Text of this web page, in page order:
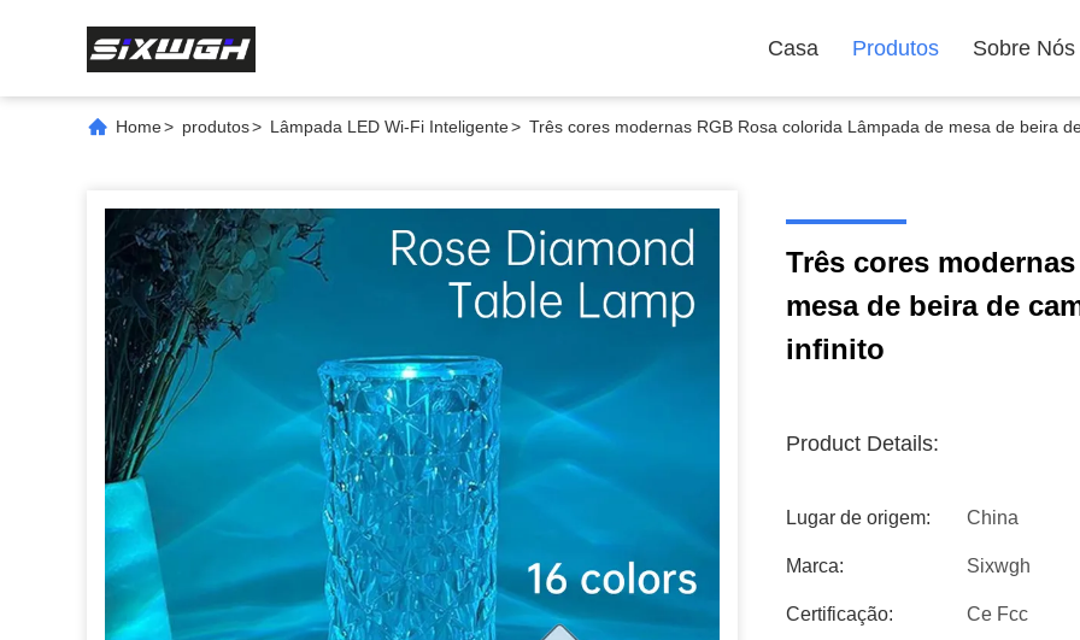
Casa Produtos Sobre Nós
Home> produtos> Lâmpada LED Wi-Fi Inteligente> Três cores modernas RGB Rosa colorida Lâmpada de mesa de beira
Três cores
mesa de beira de
infinito
Product Details:
Lugar de origem: China
Marca: Sixwgh
Certificação: Ce Fcc